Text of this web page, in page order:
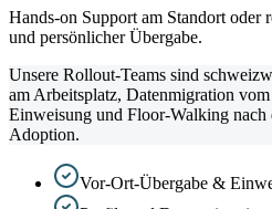
Hands-on Support am Standort oder
und persönlicher Übergabe.
Unsere Rollout-Teams sind
am Arbeitsplatz, Datenmigration
Einweisung und Floor-Walking
Adoption.
Vor-Ort-Übergabe &